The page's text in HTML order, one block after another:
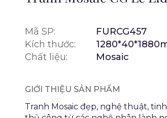
Mã SP:
FURCG457
Kích thước:
Chất liệu:
Mosaic
GIỚI THIỆU SẢN PHẨM
Tranh Mosaic đẹp, nghệ thuật,